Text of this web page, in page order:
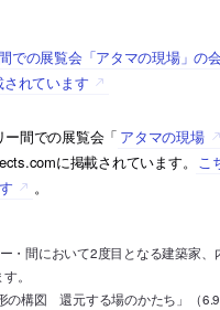
での展覧会「アタマの現場」の
れています
ー間での展覧会「 アタマの現場
に掲載されています。 こ
。
・間において2度目となる建築家、
。
の構図 還元する場のかたち」（